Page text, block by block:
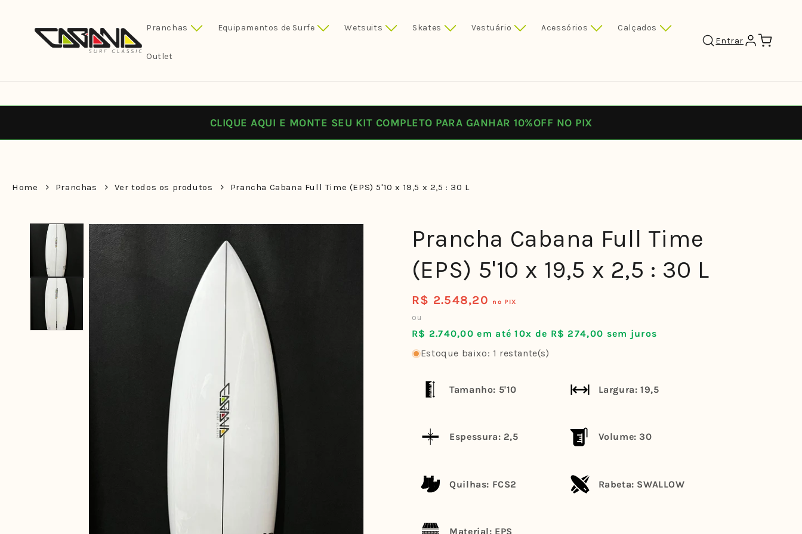
Pranchas Equipamentos de Surfe Wetsuits Skates Vestuário Acessórios Calçados
Outlet
Entrar Carrinho
CLIQUE AQUI E MONTE SEU KIT COMPLETO PARA GANHAR 10%OFF NO PIX
Home Pranchas Ver todos os produtos Prancha Cabana Full Time (EPS) 5'10 x 19,5 x 2,5 : 30 L
as
informações
do produto
Prancha Cabana Full Time
(EPS) 5'10 x 19,5 x 2,5 : 30 L
Preço
normal
R$ 2.548,20 no PIX
ou
R$ 2.740,00 em até 10x de R$ 274,00 sem juros
Estoque baixo: 1 restante(s)
Tamanho: 5'10 Largura: 19,5
Espessura: 2,5 Volume: 30
Quilhas: FCS2 Rabeta: SWALLOW
Material: EPS